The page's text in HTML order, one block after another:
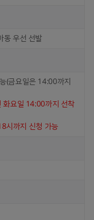
동 우선 선발
(금요일은 14:00까지
화요일 14:00까지 선착
시까지 신청 가능